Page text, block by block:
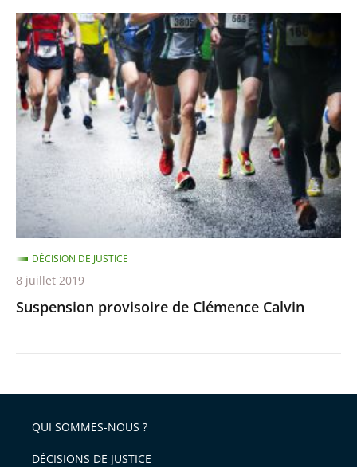
Suspension
provisoire
de
Clémence
Calvin
Suspension provisoire de Clémence Calvin
DÉCISION DE JUSTICE
8 juillet 2019
QUI SOMMES-NOUS ?
DÉCISIONS DE JUSTICE